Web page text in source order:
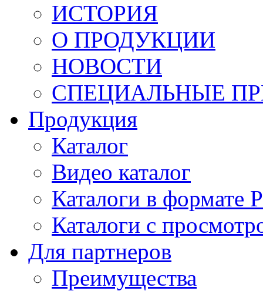
ИСТОРИЯ
О ПРОДУКЦИИ
НОВОСТИ
СПЕЦИАЛЬНЫЕ
Продукция
Каталог
Видео каталог
Каталоги в формате
Каталоги с
Для партнеров
Преимущества